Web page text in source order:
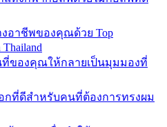
อาชีพของคุณด้วย Top
Thailand
ของคุณให้กลายเป็นมุมมองที่
กที่ดีสำหรับคนที่ต้องการทรงผม